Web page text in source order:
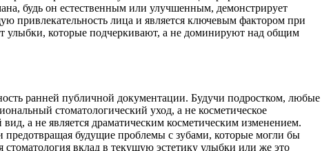
будь он естественным или улучшенным, демонстрирует
привлекательность лица и является ключевым фактором при
улыбки, которые подчеркивают, а не доминируют над общим
ранней публичной документации. Будучи подростком, любые
стоматологический уход, а не косметическое
а не является драматическим косметическим изменением.
предотвращая будущие проблемы с зубами, которые могли бы
стоматология вклад в текущую эстетику улыбки или же это